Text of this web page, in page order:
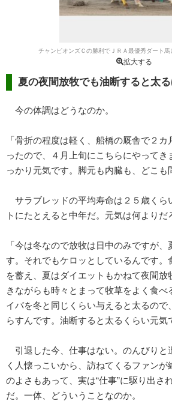
チャンピオンズＣの勝利でＪＲＡ最優秀ダート馬
拡大する
夏の夜間放牧でも油断すると太
今の体調はどうなのか。
「骨折の程度は軽く、船橋の厩舎で２
ったので、４月上旬にこちらにやってき
っかり元気です。脚元も内臓も、どこも
サラブレッドの平均寿命は２５歳くら
トにたとえると中年だ。元気は何よりだ
「今は冬なので放牧は日中のみですが、
す。それでもケロッとしているんです。
を蓄え、夏はダイエットもかねて夜間放
きながらも時々とまって牧草をよく食べ
イバを冬と同じくらい与えると太るので
らすんです。油断すると太るくらい元気
引退した今、仕事はない。のんびりと
く人懐っこいから、訪ねてくるファンが
のよさもあって、実は“仕事”に駆り出さ
だ。一体、どういうことなのか。